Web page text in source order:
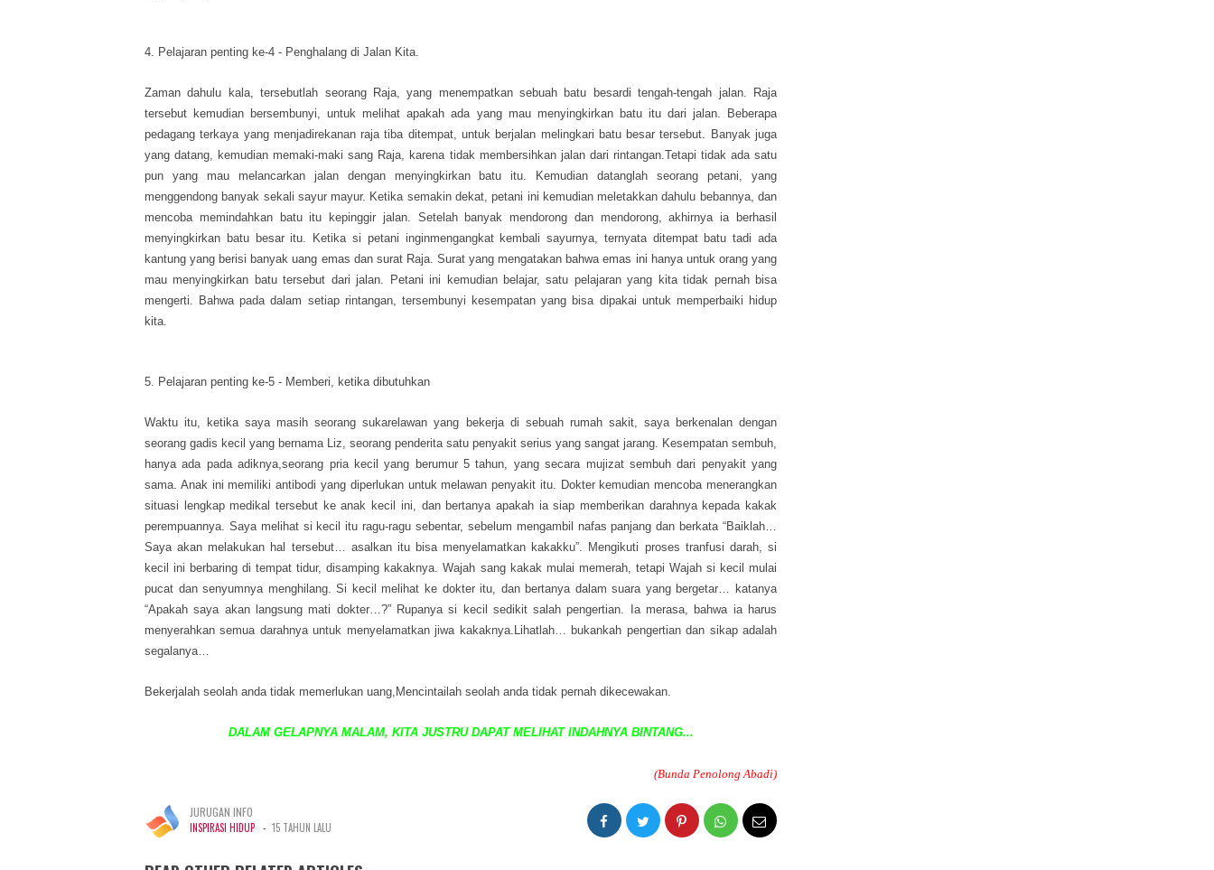
4. Pelajaran penting ke-4 - Penghalang di Jalan Kita.
Zaman dahulu kala, tersebutlah seorang Raja, yang menempatkan sebuah batu besardi tengah-tengah jalan. Raja
tersebut kemudian bersembunyi, untuk melihat apakah ada yang mau menyingkirkan batu itu dari jalan. Beberapa
pedagang terkaya yang menjadirekanan raja tiba ditempat, untuk berjalan melingkari batu besar tersebut. Banyak juga
yang datang, kemudian memaki-maki sang Raja, karena tidak membersihkan jalan dari rintangan.Tetapi tidak ada satu
pun yang mau melancarkan jalan dengan menyingkirkan batu itu. Kemudian datanglah seorang petani, yang
menggendong banyak sekali sayur mayur. Ketika semakin dekat, petani ini kemudian meletakkan dahulu bebannya, dan
mencoba memindahkan batu itu kepinggir jalan. Setelah banyak mendorong dan mendorong, akhirnya ia berhasil
menyingkirkan batu besar itu. Ketika si petani inginmengangkat kembali sayurnya, ternyata ditempat batu tadi ada
kantung yang berisi banyak uang emas dan surat Raja. Surat yang mengatakan bahwa emas ini hanya untuk orang yang
mau menyingkirkan batu tersebut dari jalan. Petani ini kemudian belajar, satu pelajaran yang kita tidak pernah bisa
mengerti. Bahwa pada dalam setiap rintangan, tersembunyi kesempatan yang bisa dipakai untuk memperbaiki hidup
kita.
5. Pelajaran penting ke-5 - Memberi, ketika dibutuhkan
Waktu itu, ketika saya masih seorang sukarelawan yang bekerja di sebuah rumah sakit, saya berkenalan dengan
seorang gadis kecil yang bernama Liz, seorang penderita satu penyakit serius yang sangat jarang. Kesempatan sembuh,
hanya ada pada adiknya,seorang pria kecil yang berumur 5 tahun, yang secara mujizat sembuh dari penyakit yang
sama. Anak ini memiliki antibodi yang diperlukan untuk melawan penyakit itu. Dokter kemudian mencoba menerangkan
situasi lengkap medikal tersebut ke anak kecil ini, dan bertanya apakah ia siap memberikan darahnya kepada kakak
perempuannya. Saya melihat si kecil itu ragu-ragu sebentar, sebelum mengambil nafas panjang dan berkata “Baiklah…
Saya akan melakukan hal tersebut… asalkan itu bisa menyelamatkan kakakku”. Mengikuti proses tranfusi darah, si
kecil ini berbaring di tempat tidur, disamping kakaknya. Wajah sang kakak mulai memerah, tetapi Wajah si kecil mulai
pucat dan senyumnya menghilang. Si kecil melihat ke dokter itu, dan bertanya dalam suara yang bergetar… katanya
“Apakah saya akan langsung mati dokter…?” Rupanya si kecil sedikit salah pengertian. Ia merasa, bahwa ia harus
menyerahkan semua darahnya untuk menyelamatkan jiwa kakaknya.Lihatlah… bukankah pengertian dan sikap adalah
segalanya…
Bekerjalah seolah anda tidak memerlukan uang,Mencintailah seolah anda tidak pernah dikecewakan.
DALAM GELAPNYA MALAM, KITA JUSTRU DAPAT MELIHAT INDAHNYA BINTANG...
(Bunda Penolong Abadi)
JURUGAN INFO
INSPIRASI HIDUP - 15 TAHUN LALU